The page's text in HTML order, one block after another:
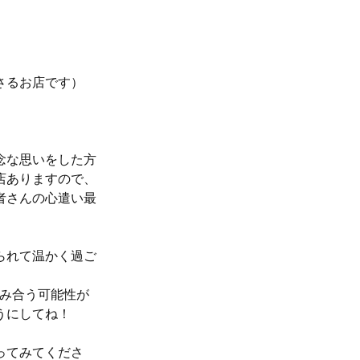
お店です）
な思いをした方
りますので、
さんの心遣い最
れて温かく過ご
合う可能性が
してね！
みてくださ